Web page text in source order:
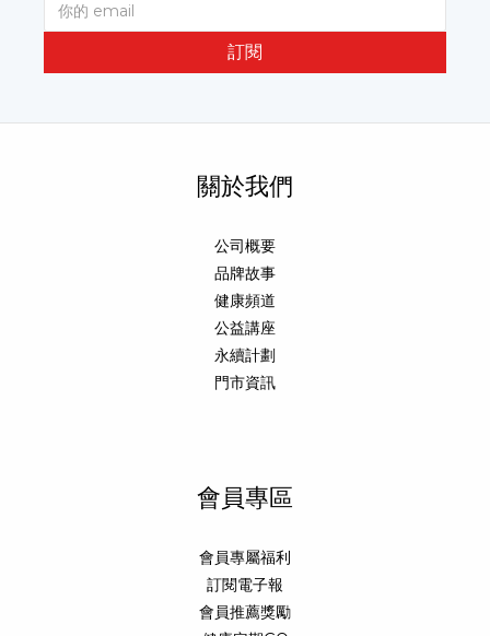
訂閱
關於我們
公司概要
品牌故事
健康頻道
公益講座
永續計劃
門市資訊
會員專區
會員專屬福利
訂閱電子報
會員推薦獎勵